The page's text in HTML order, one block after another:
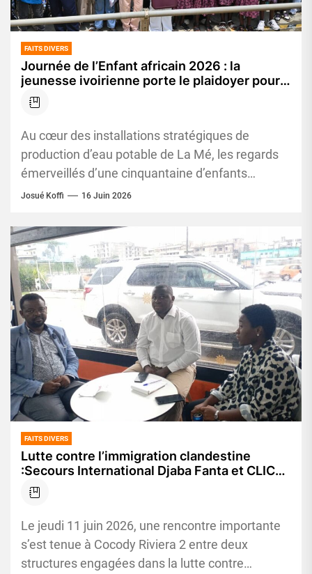
FAITS DIVERS
Journée de l’Enfant africain 2026 : la
jeunesse ivoirienne porte le plaidoyer pour
l’eau potable et l’assainissement
Au cœur des installations stratégiques de
production d’eau potable de La Mé, les regards
émerveillés d’une cinquantaine d’enfants
témoignaient, ce mardi 16 juin 2026, d’une...
Josué Koffi 16 Juin 2026
FAITS DIVERS
Lutte contre l’immigration clandestine
:Secours International Djaba Fanta et CLICCI
créent une plateforme commune
Le jeudi 11 juin 2026, une rencontre importante
s’est tenue à Cocody Riviera 2 entre deux
structures engagées dans la lutte contre